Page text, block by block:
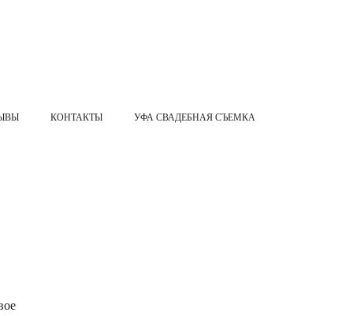
КОНТАКТЫ УФА СВАДЕБНАЯ СЪЕМКА